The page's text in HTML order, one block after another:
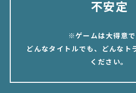
不安定
※ゲームは大得意で
どんなタイトルでも、どんなト
ください。